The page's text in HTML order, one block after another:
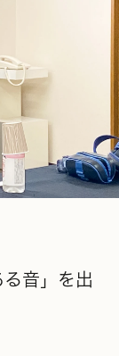
音」を出